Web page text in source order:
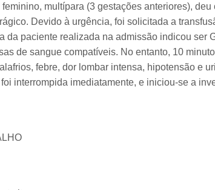
multípara (3 gestações anteriores),
Devido à urgência, foi solicitada a
da paciente realizada na admissão indicou ser
de sangue compatíveis. No entanto, 10
febre, dor lombar intensa, hipotensão e
interrompida imediatamente, e iniciou-se a